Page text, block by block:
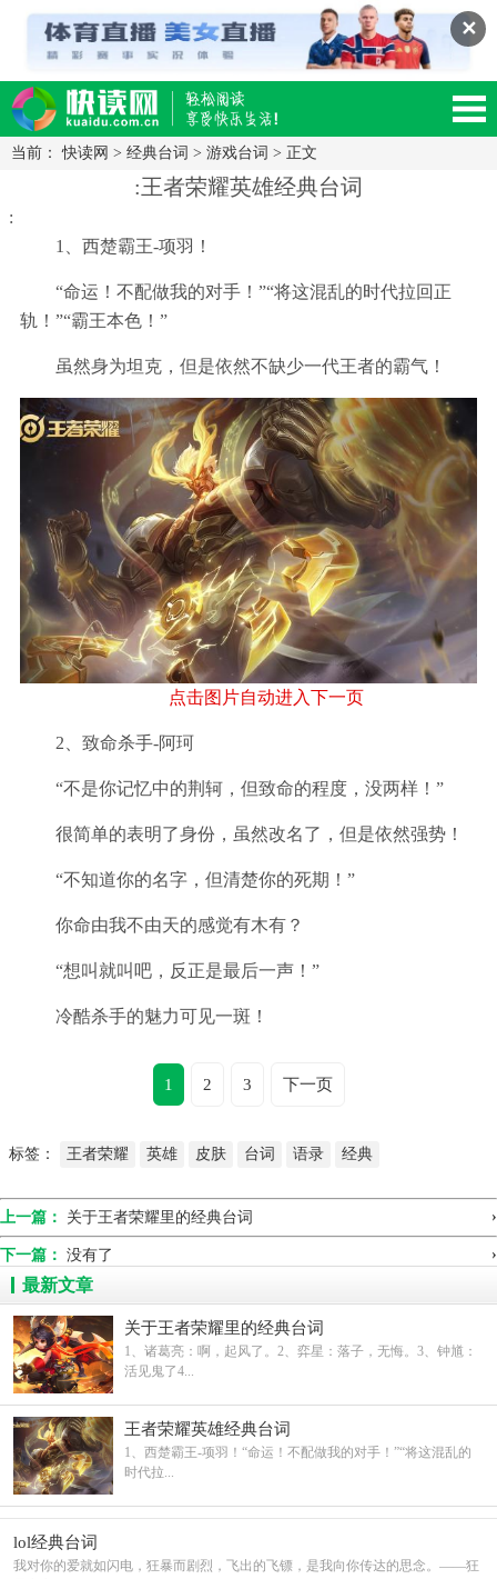
✕
读网-轻松阅读,快乐生活移动版
当前：快读网 > 经典台词 > 游戏台词 > 正文
:王者荣耀英雄经典台词
:
1、西楚霸王-项羽！
“命运！不配做我的对手！”“将这混乱的时代拉回正
轨！”“霸王本色！”
虽然身为坦克，但是依然不缺少一代王者的霸气！
点击图片自动进入下一页
2、致命杀手-阿珂
“不是你记忆中的荆轲，但致命的程度，没两样！”
很简单的表明了身份，虽然改名了，但是依然强势！
“不知道你的名字，但清楚你的死期！”
你命由我不由天的感觉有木有？
“想叫就叫吧，反正是最后一声！”
冷酷杀手的魅力可见一斑！
1 2 3 下一页
标签： 王者荣耀 英雄 皮肤 台词 语录 经典
上一篇： 关于王者荣耀里的经典台词 ›
下一篇： 没有了 ›
最新文章
关于王者荣耀里的经典台词
1、诸葛亮：啊，起风了。2、弈星：落子，无悔。3、钟馗：
活见鬼了4...
王者荣耀英雄经典台词
1、西楚霸王-项羽！“命运！不配做我的对手！”“将这混乱的
时代拉...
lol经典台词
我对你的爱就如闪电，狂暴而剧烈，飞出的飞镖，是我向你传达的思念。——狂